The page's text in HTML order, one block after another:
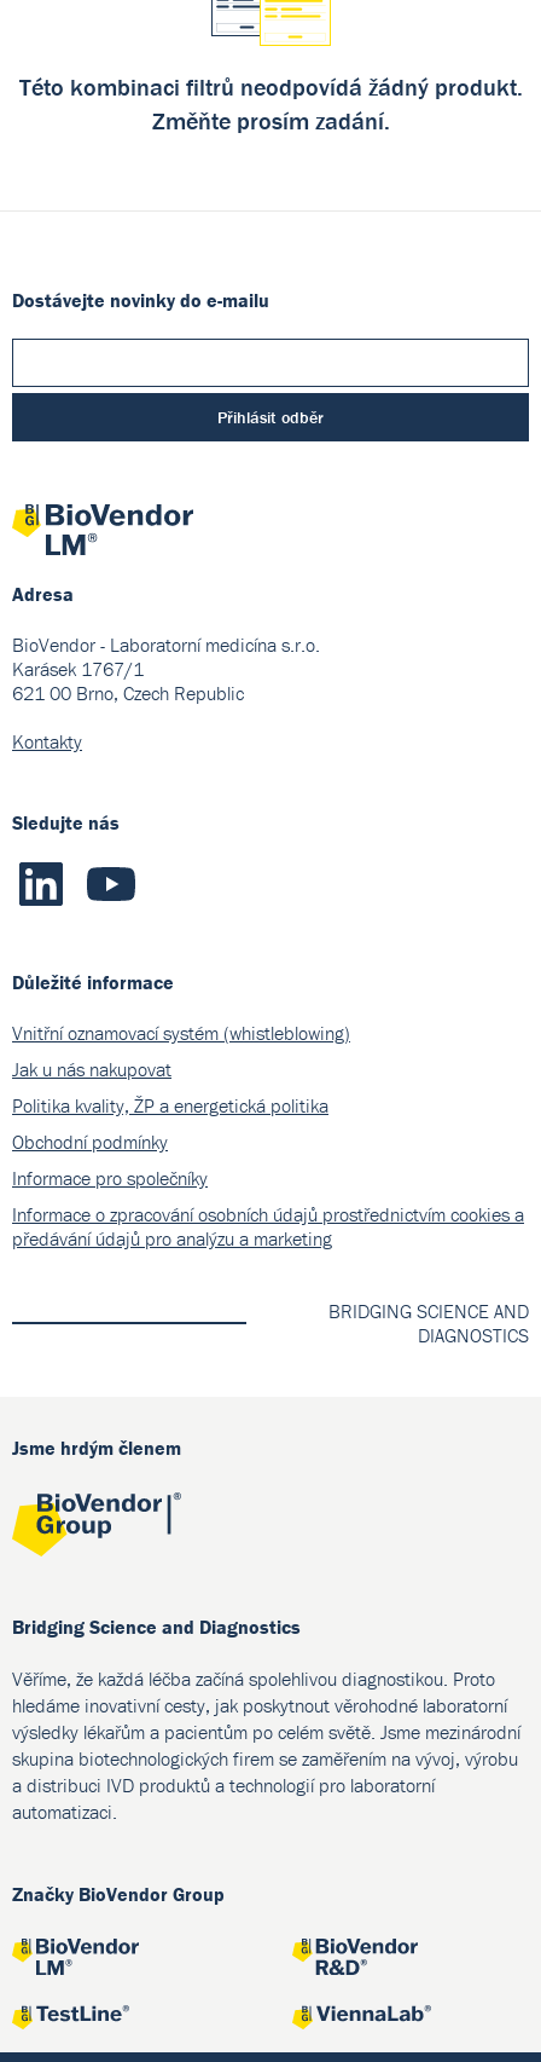
Této kombinaci filtrů neodpovídá žádný produkt.
Změňte prosím zadání.
Dostávejte novinky do e-mailu
Přihlásit odběr
Adresa
BioVendor - Laboratorní medicína s.r.o.
Karásek 1767/1
621 00 Brno, Czech Republic
Kontakty
Sledujte nás
Důležité informace
Vnitřní oznamovací systém (whistleblowing)
Jak u nás nakupovat
Politika kvality, ŽP a energetická politika
Obchodní podmínky
Informace pro společníky
Informace o zpracování osobních údajů prostřednictvím cookies a
předávání údajů pro analýzu a marketing
BRIDGING SCIENCE AND
DIAGNOSTICS
Jsme hrdým členem
Bridging Science and Diagnostics
Věříme, že každá léčba začíná spolehlivou diagnostikou. Proto
hledáme inovativní cesty, jak poskytnout věrohodné laboratorní
výsledky lékařům a pacientům po celém světě. Jsme mezinárodní
skupina biotechnologických firem se zaměřením na vývoj, výrobu
a distribuci IVD produktů a technologií pro laboratorní
automatizaci.
Značky BioVendor Group